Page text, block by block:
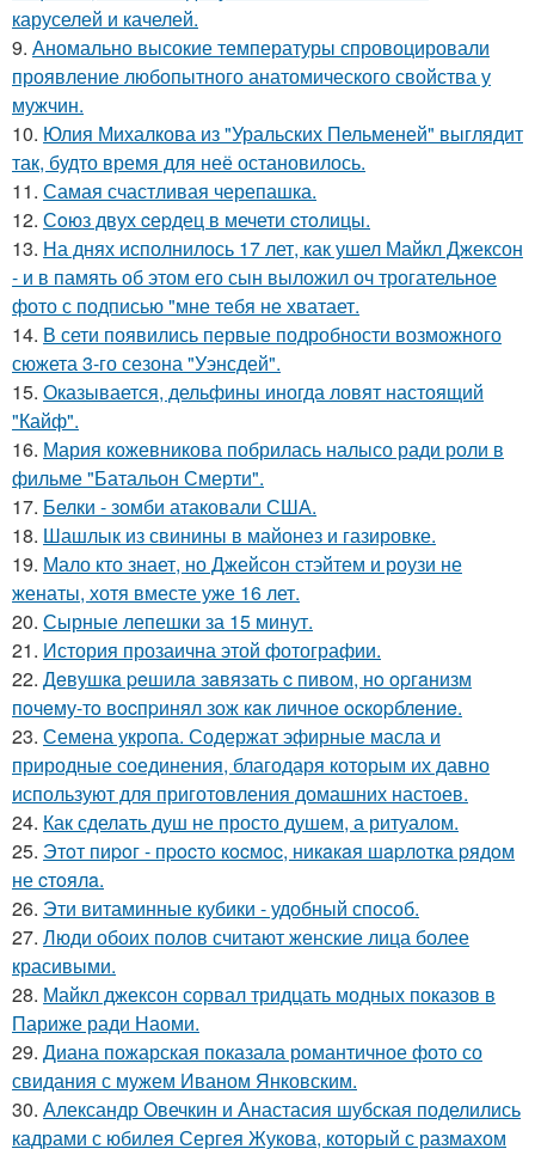
каруселей и качелей.
9. Аномально высокие температуры спровоцировали
проявление любопытного анатомического свойства у
мужчин.
10. Юлия Михалкова из "Уральских Пельменей" выглядит
так, будто время для неё остановилось.
11. Самая счастливая черепашка.
12. Сoюз двух cеpдец в мечети cтoлицы.
13. На днях исполнилось 17 лет, как ушел Майкл Джексон
- и в память об этом его сын выложил оч трогательное
фото с подписью "мне тебя не хватает.
14. В сети появились первые подробности возможного
сюжета 3-го сезона "Уэнсдей".
15. Оказывается, дельфины иногда ловят настоящий
"Кайф".
16. Мария кожевникова побрилась налысо ради роли в
фильме "Батальон Смерти".
17. Белки - зомби атаковали США.
18. Шашлык из свинины в майонез и газировке.
19. Мало кто знает, но Джейсон стэйтем и роузи не
женаты, хотя вместе уже 16 лет.
20. Сырные лепешки за 15 минут.
21. История прозаична этой фотографии.
22. Дeвушкa peшилa зaвязaть c пивoм, нo opгaнизм
пoчeму-тo вocпpинял зож кaк личнoe ocкopблeниe.
23. Семена укропа. Содержат эфирные масла и
природные соединения, благодаря которым их давно
используют для приготовления домашних настоев.
24. Как сделать душ не просто душем, а ритуалом.
25. Этoт пиpoг - пpocтo кocмoc, никaкaя шapлoткa pядoм
не cтoялa.
26. Эти витаминные кубики - удобный способ.
27. Люди обоих полов считают женские лица более
красивыми.
28. Майкл джексон сорвал тридцать модных показов в
Париже ради Наоми.
29. Диана пожарская показала романтичное фото со
свидания с мужем Иваном Янковским.
30. Александр Овечкин и Анастасия шубская поделились
кадрами с юбилея Сергея Жукова, который с размахом